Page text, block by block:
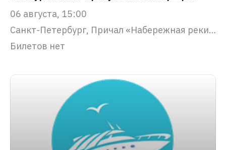
06 августа, 15:00
Санкт-Петербург, Причал «Набережная реки Фонтанки, 53»
Билетов нет